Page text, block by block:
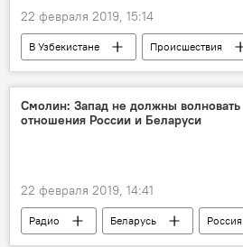
22 февраля 2019, 15:14
В Узбекистане
Происшествия
учитель
Ташкент
Смолин: Запад не должны волновать
отношения России и Беларуси
22 февраля 2019, 14:41
Радио Беларусь Россия